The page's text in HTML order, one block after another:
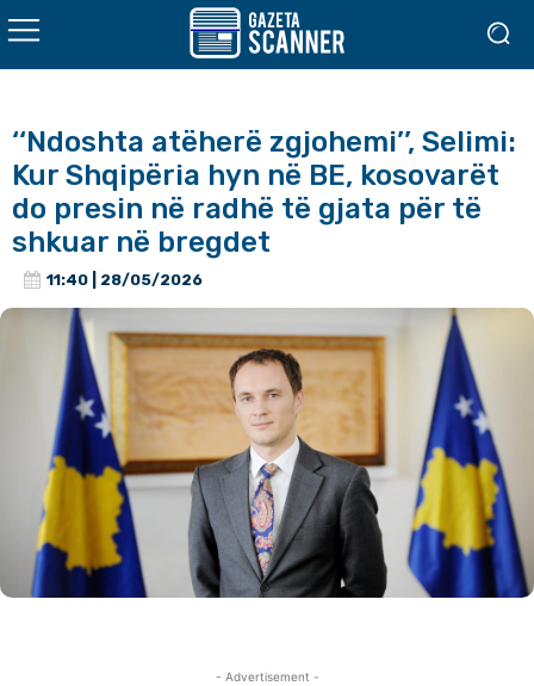
‘‘Ndoshta atëherë zgjohemi’’, Selimi:
Kur Shqipëria hyn në BE, kosovarët
do presin në radhë të gjata për të
shkuar në bregdet
11:40 | 28/05/2026
- Advertisement -